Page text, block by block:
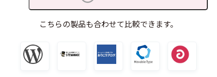
こちらの製品も合わせて比較できます。